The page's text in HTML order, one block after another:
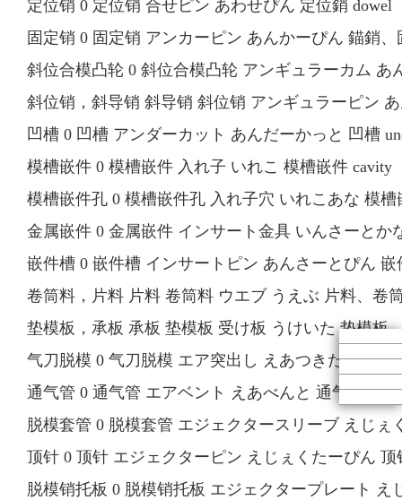
定位销 0 定位销 合せピン あわせぴん 定位銷
固定销 0 固定销 アンカーピン あんかーぴん 錨銷
斜位合模凸轮 0 斜位合模凸轮 アンギュラーカム
斜位销，斜导销 斜导销 斜位销 アンギュラーピン
凹槽 0 凹槽 アンダーカット あんだーかっと 凹槽
模槽嵌件 0 模槽嵌件 入れ子 いれこ 模槽嵌件
模槽嵌件孔 0 模槽嵌件孔 入れ子穴 いれこあな 模
金属嵌件 0 金属嵌件 インサート金具 いんさーと
嵌件槽 0 嵌件槽 インサートピン あんさーとぴん
卷筒料，片料 片料 卷筒料 ウエブ うえぶ 片料、卷
垫模板，承板 承板 垫模板 受け板 うけいた 垫模板
气刀脱模 0 气刀脱模 エア突出し えあつきだし 气
通气管 0 通气管 エアベント えあべんと 通气管 air
脱模套管 0 脱模套管 エジェクタースリーブ えじ
顶针 0 顶针 エジェクターピン えじぇくたーぴん
脱模销托板 0 脱模销托板 エジェクタープレート